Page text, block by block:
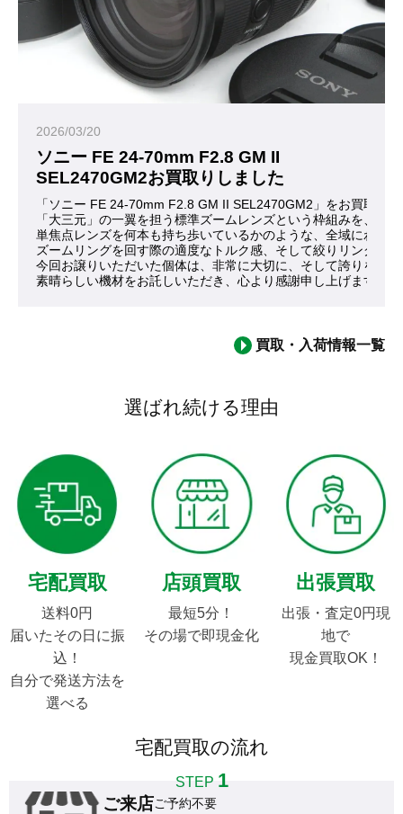
2026/03/20
ソニー FE 24-70mm F2.8 GM II
SEL2470GM2お買取りしました
「ソニー FE 24-70mm F2.8 GM II SEL2470GM2」をお買取り
「大三元」の一翼を担う標準ズームレンズという枠組みを、
単焦点レンズを何本も持ち歩いているかのような、全域にわた
ズームリングを回す際の適度なトルク感、そして絞りリングが
今回お譲りいただいた個体は、非常に大切に、そして誇りを持
素晴らしい機材をお託しいただき、心より感謝申し上げます。
買取・入荷情報一覧
選ばれ続ける理由
宅配買取
送料0円
届いたその日に振
込！
自分で発送方法を
選べる
店頭買取
最短5分！
その場で即現金化
出張買取
出張・査定0円現
地で
現金買取OK！
宅配買取の流れ
STEP 1
ご来店ご予約不要